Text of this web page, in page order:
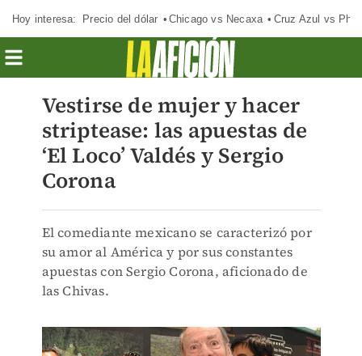
Hoy interesa: Precio del dólar Chicago vs Necaxa Cruz Azul vs
Vestirse de mujer y hacer
striptease: las apuestas de
‘El Loco’ Valdés y Sergio
Corona
El comediante mexicano se caracterizó por
su amor al América y por sus constantes
apuestas con Sergio Corona, aficionado de
las Chivas.